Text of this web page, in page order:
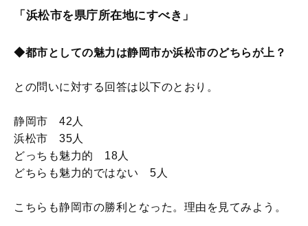
「浜松市を県庁所在地にすべき」
◆都市としての魅力は静岡市か浜松市のどちらが上？
との問いに対する回答は以下のとおり。
静岡市 42人
浜松市 35人
どっちも魅力的 18人
どちらも魅力的ではない 5人
こちらも静岡市の勝利となった。理由を見てみよう。